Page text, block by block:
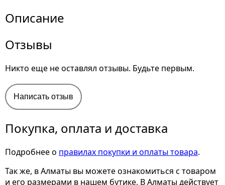
Описание
Отзывы
Никто еще не оставлял отзывы. Будьте первым.
Написать отзыв
Покупка, оплата и доставка
Подробнее о правилах покупки и оплаты товара.
Так же, в Алматы вы можете ознакомиться с товаром
и его размерами в нашем бутике. В Алматы действует